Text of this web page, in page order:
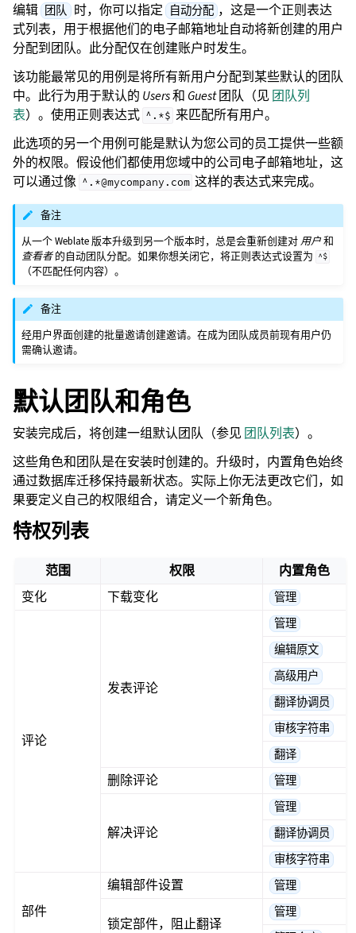
编辑 团队 时，你可以指定 自动分配 ，这是一个正则表达
式列表，用于根据他们的电子邮箱地址自动将新创建的用户
分配到团队。此分配仅在创建账户时发生。
该功能最常见的用例是将所有新用户分配到某些默认的团队
中。此行为用于默认的 Users和 Guest团队（见 团队列
表）。使用正则表达式 ^.*$ 来匹配所有用户。
此选项的另一个用例可能是默认为您公司的员工提供一些额
外的权限。假设他们都使用您域中的公司电子邮箱地址，这
可以通过像 ^.*@mycompany.com 这样的表达式来完成。
备注
从一个 Weblate 版本升级到另一个版本时，总是会重新创建对 用户和
查看者的自动团队分配。如果你想关闭它，将正则表达式设置为 ^$
（不匹配任何内容）。
备注
经用户界面创建的批量邀请创建邀请。在成为团队成员前现有用户仍
需确认邀请。
默认团队和角色
安装完成后，将创建一组默认团队（参见 团队列表）。
这些角色和团队是在安装时创建的。升级时，内置角色始终
通过数据库迁移保持最新状态。实际上你无法更改它们，如
果要定义自己的权限组合，请定义一个新角色。
特权列表
范围 权限
内置角色
变化
下载变化 管理
评论
发表评论
管理
编辑原文
高级用户
翻译协调员
审核字符串
翻译
删除评论 管理
解决评论
管理
翻译协调员
审核字符串
部件
编辑部件设置 管理
锁定部件，阻止翻译
管理